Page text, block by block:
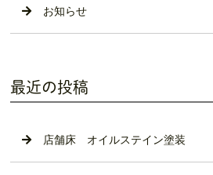
お知らせ
最近の投稿
店舗床 オイルステイン塗装